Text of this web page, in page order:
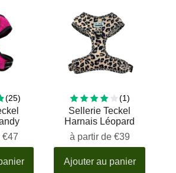
(25) 25 total reviews
€47
(1)
Sellerie Teckel
Harnais Léopard
à partir de €39
Ajouter au panier